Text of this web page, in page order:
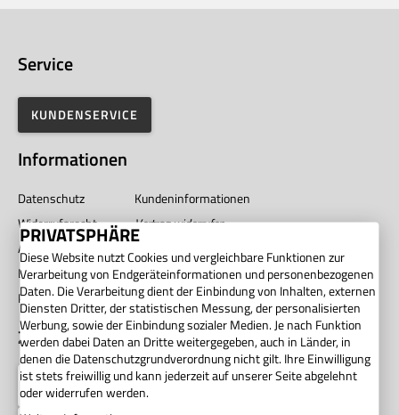
Service
KUNDENSERVICE
Informationen
Datenschutz
Kundeninformationen
Widerrufsrecht
Vertrag widerrufen
AGB
Barrierefreiheit
Unternehmen
Privatsphäre
Zahlung
PRIVATSPHÄRE
Diese Website nutzt Cookies und vergleichbare Funktionen zur
Verarbeitung von Endgeräteinformationen und personenbezogenen
Daten. Die Verarbeitung dient der Einbindung von Inhalten, externen
Diensten Dritter, der statistischen Messung, der personalisierten
Werbung, sowie der Einbindung sozialer Medien. Je nach Funktion
werden dabei Daten an Dritte weitergegeben, auch in Länder, in
denen die Datenschutzgrundverordnung nicht gilt. Ihre Einwilligung
ist stets freiwillig und kann jederzeit auf unserer Seite abgelehnt
oder widerrufen werden.